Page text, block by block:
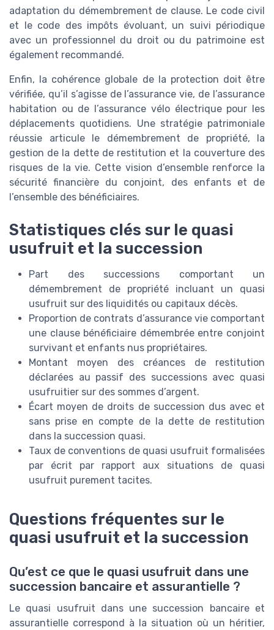
adaptation du démembrement de clause. Le code civil
et le code des impôts évoluant, un suivi périodique
avec un professionnel du droit ou du patrimoine est
également recommandé.
Enfin, la cohérence globale de la protection doit être
vérifiée, qu’il s’agisse de l’assurance vie, de l’assurance
habitation ou de l’assurance vélo électrique pour les
déplacements quotidiens. Une stratégie patrimoniale
réussie articule le démembrement de propriété, la
gestion de la dette de restitution et la couverture des
risques de la vie. Cette vision d’ensemble renforce la
sécurité financière du conjoint, des enfants et de
l’ensemble des bénéficiaires.
Statistiques clés sur le quasi
usufruit et la succession
Part des successions comportant un
démembrement de propriété incluant un quasi
usufruit sur des liquidités ou capitaux décès.
Proportion de contrats d’assurance vie comportant
une clause bénéficiaire démembrée entre conjoint
survivant et enfants nus propriétaires.
Montant moyen des créances de restitution
déclarées au passif des successions avec quasi
usufruitier sur des sommes d’argent.
Écart moyen de droits de succession dus avec et
sans prise en compte de la dette de restitution
dans la succession quasi.
Taux de conventions de quasi usufruit formalisées
par écrit par rapport aux situations de quasi
usufruit purement tacites.
Questions fréquentes sur le
quasi usufruit et la succession
Qu’est ce que le quasi usufruit dans une
succession bancaire et assurantielle ?
Le quasi usufruit dans une succession bancaire et
assurantielle correspond à la situation où un héritier,